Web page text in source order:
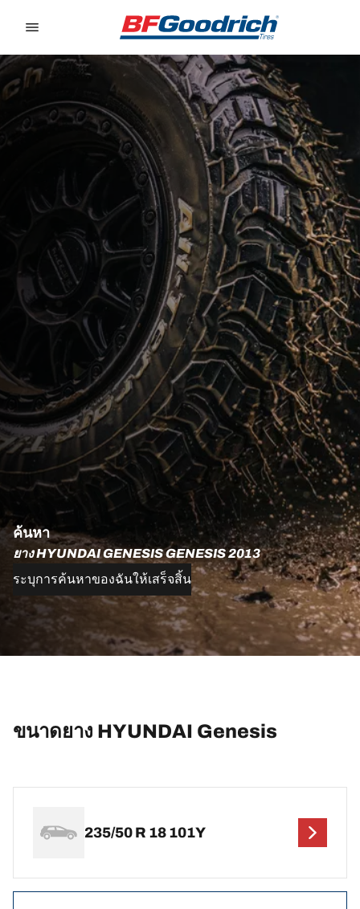
ค้นหา
ยาง HYUNDAI GENESIS GENESIS 2013
ระบุการค้นหาของฉันให้เสร็จสิ้น
ขนาดยาง HYUNDAI Genesis
235/50 R 18 101Y